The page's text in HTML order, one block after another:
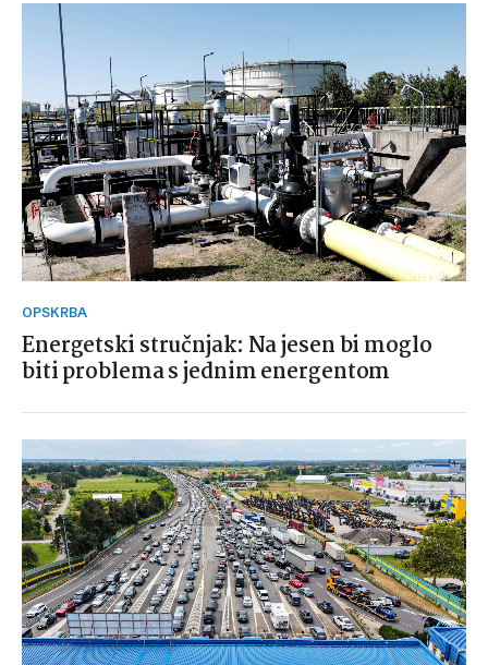
OPSKRBA
Energetski stručnjak: Na jesen bi moglo
biti problema s jednim energentom